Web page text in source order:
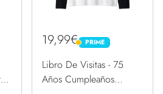
19,99€ PRIME
PRIME
Libro De Visitas - 75
Años Cumpleaños